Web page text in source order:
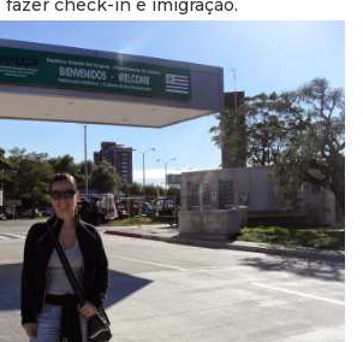
check-in e imigração.